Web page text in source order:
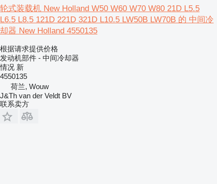
轮式装载机 New Holland W50 W60 W70 W80 21D L5.5
L6.5 L8.5 121D 221D 321D L10.5 LW50B LW70B 的 中间冷
却器 New Holland 4550135
根据请求提供价格
发动机部件 - 中间冷却器
情况 新
4550135
荷兰, Wouw
J&Th van der Veldt BV
联系卖方